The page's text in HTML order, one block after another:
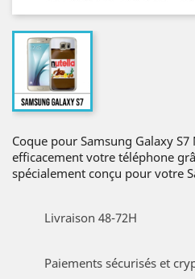
Coque pour Samsung Galaxy
efficacement votre téléphone
spécialement conçu pour votre
Livraison 48-72H
Paiements sécurisés et